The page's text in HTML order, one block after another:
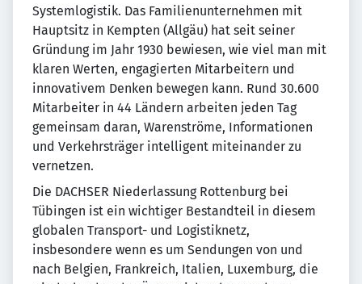
Systemlogistik. Das Familienunternehmen mit
Hauptsitz in Kempten (Allgäu) hat seit seiner
Gründung im Jahr 1930 bewiesen, wie viel man mit
klaren Werten, engagierten Mitarbeitern und
innovativem Denken bewegen kann. Rund 30.600
Mitarbeiter in 44 Ländern arbeiten jeden Tag
gemeinsam daran, Warenströme, Informationen
und Verkehrsträger intelligent miteinander zu
vernetzen.
Die DACHSER Niederlassung Rottenburg bei
Tübingen ist ein wichtiger Bestandteil in diesem
globalen Transport- und Logistiknetz,
insbesondere wenn es um Sendungen von und
nach Belgien, Frankreich, Italien, Luxemburg, die